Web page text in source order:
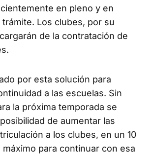
en pleno y en
Los clubes, por su
de la contratación de
por esta solución para
a las escuelas. Sin
la próxima temporada se
de aumentar las
a los clubes, en un 10
máximo para continuar con esa